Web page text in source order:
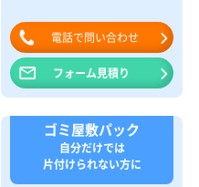
電話で問い合わせ
フォーム見積り
ゴミ屋敷パック
自分だけでは
片付けられない方に